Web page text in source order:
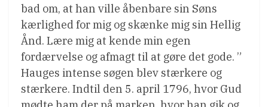
bad om, at han ville åbenbare sin Søns
kærlighed for mig og skænke mig sin Hellig
Ånd. Lære mig at kende min egen
fordærvelse og afmagt til at gøre det gode. ”
Hauges intense søgen blev stærkere og
stærkere. Indtil den 5. april 1796, hvor Gud